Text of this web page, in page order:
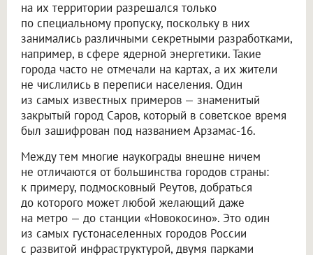
на их территории разрешался только
по специальному пропуску, поскольку в них
занимались различными секретными разработками,
например, в сфере ядерной энергетики. Такие
города часто не отмечали на картах, а их жители
не числились в переписи населения. Один
из самых известных примеров — знаменитый
закрытый город Саров, который в советское время
был зашифрован под названием Арзамас-16.
Между тем многие наукограды внешне ничем
не отличаются от большинства городов страны:
к примеру, подмосковный Реутов, добраться
до которого может любой желающий даже
на метро — до станции «Новокосино». Это один
из самых густонаселенных городов России
с развитой инфраструктурой, двумя парками